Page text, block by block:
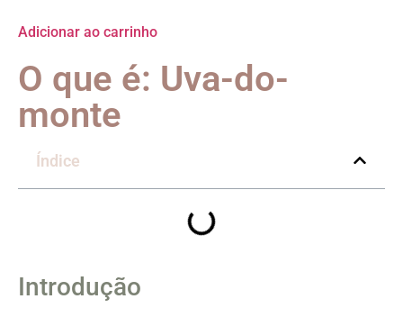
Adicionar ao carrinho
O que é: Uva-do-
monte
Índice
Introdução